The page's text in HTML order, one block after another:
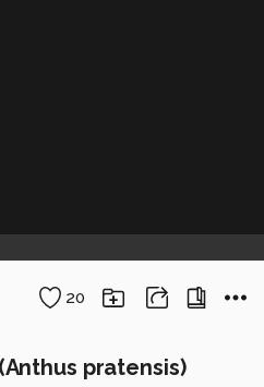
20
pratensis)